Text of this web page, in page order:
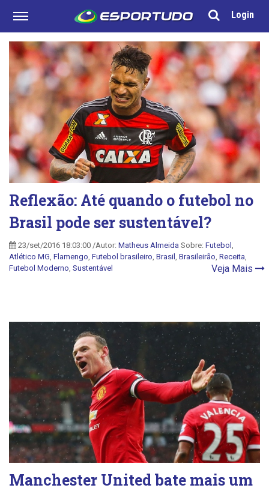
Login
Reflexão: Até quando o futebol no
Brasil pode ser sustentável?
23/set/2016 18:03:00 /Autor: Matheus Almeida Sobre: Futebol
Atlético MG Flamengo Futebol brasileiro Brasil Brasileirão Receita
Futebol Moderno Sustentável Veja Mais
Manchester United bate mais um